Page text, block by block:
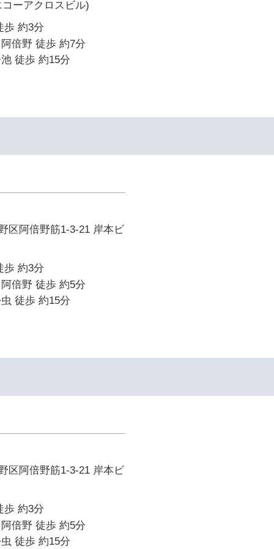
ーアクロスビル)
歩 約3分
倍野 徒歩 約7分
徒歩 約15分
区阿倍野筋1-3-21 岸本ビ
歩 約3分
倍野 徒歩 約5分
徒歩 約15分
区阿倍野筋1-3-21 岸本ビ
歩 約3分
倍野 徒歩 約5分
徒歩 約15分